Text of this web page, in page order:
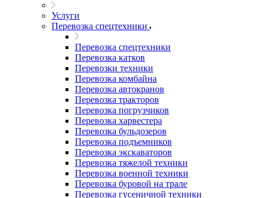
Услуги
Перевозка спецтехники
Перевозка спецтехники
Перевозка катков
Перевозки техники
Перевозка комбайна
Перевозка автокранов
Перевозка тракторов
Перевозка погрузчиков
Перевозка харвестера
Перевозка бульдозеров
Перевозка подъемников
Перевозка экскаваторов
Перевозка тяжелой техники
Перевозка военной техники
Перевозка буровой на трале
Перевозка гусеничной техники